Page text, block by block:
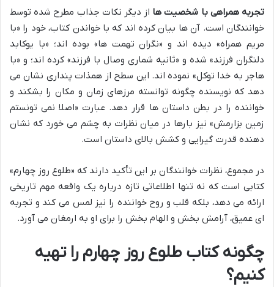
تجربه همراهی با شخصیت ها از دیگر نکات جذاب مطرح شده توسط
خوانندگان است. آن ها بیان کرده اند که با خواندن کتاب، خود را «با
مریم همراه» دیده اند و «نگران تهمت ها» بوده اند؛ «با یوکابد
دلنگران فرزند» شده و «ثانیه شماری وصال با فرزند» کرده اند؛ و «با
هاجر به خدا توکل» نموده اند. این سطح از همذات پنداری نشان می
دهد که نویسنده چگونه توانسته مرزهای زمان و مکان را بشکند و
خواننده را در بطن داستان ها قرار دهد. عبارت «اصلا نمی تونستم
زمین بزارمش» نیز بارها در میان نظرات به چشم می خورد که نشان
دهنده قدرت گیرایی و کشش بالای داستان است.
در مجموع، نظرات خوانندگان بر این تأکید دارند که «طلوع روز چهارم»
کتابی است که نه تنها اطلاعاتی تازه درباره یک واقعه مهم تاریخی
ارائه می دهد، بلکه قلب و روح خواننده را نیز لمس می کند و تجربه
ای عمیق، آرامش بخش و الهام بخش را برای او به ارمغان می آورد.
چگونه کتاب طلوع روز چهارم را تهیه
کنیم؟